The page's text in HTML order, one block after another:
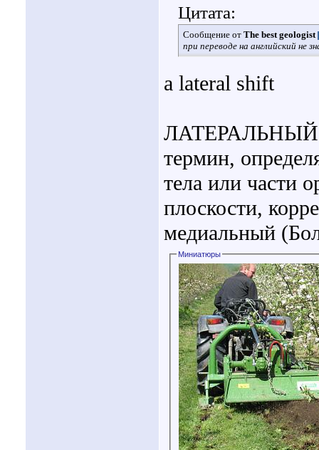
Цитата:
Сообщение от The best geologist
при переводе на английский не
a lateral shift
ЛАТЕРАЛЬНЫЙ,
термин,
тела или части
плоскости,
медиальный
Миниатюры